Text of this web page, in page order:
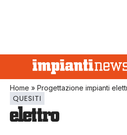
Home » Progettazione impianti
QUESITI